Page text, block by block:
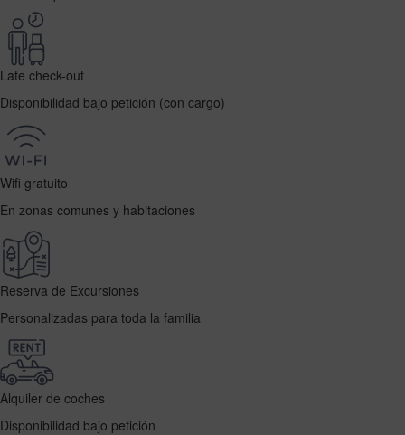
Late check-out
Disponibilidad bajo petición (con cargo)
Wifi gratuito
En zonas comunes y habitaciones
Reserva de Excursiones
Personalizadas para toda la familia
Alquiler de coches
Disponibilidad bajo petición